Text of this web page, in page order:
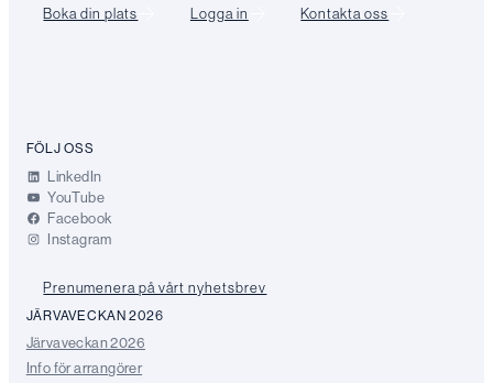
Boka din plats Logga in Kontakta oss
FÖLJ OSS
LinkedIn
YouTube
Facebook
Instagram
Prenumenera på vårt nyhetsbrev
JÄRVAVECKAN 2026
Järvaveckan 2026
Info för arrangörer